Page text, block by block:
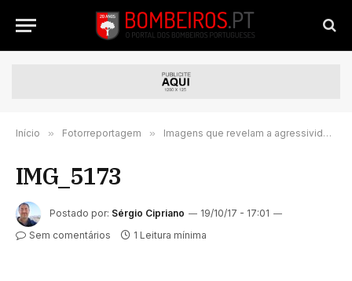
Início » Fotorreportagem » Imagens que revelam a agressividade do incêndio da Serra da Estrela
IMG_5173
Postado por: Sérgio Cipriano
19/10/17 - 17:01
Sem comentários
1 Leitura mínima